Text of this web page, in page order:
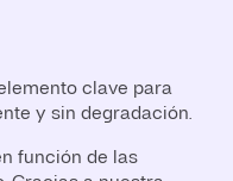
clave para
y sin degradación.
función de las